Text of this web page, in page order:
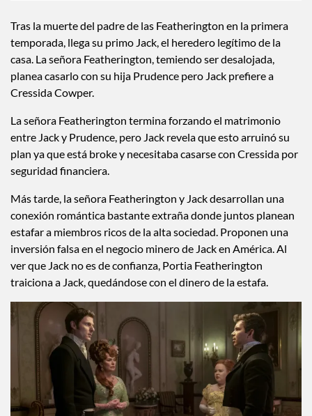
Tras la muerte del padre de las Featherington en la primera
temporada, llega su primo Jack, el heredero legítimo de la
casa. La señora Featherington, temiendo ser desalojada,
planea casarlo con su hija Prudence pero Jack prefiere a
Cressida Cowper.
La señora Featherington termina forzando el matrimonio
entre Jack y Prudence, pero Jack revela que esto arruinó su
plan ya que está broke y necesitaba casarse con Cressida por
seguridad financiera.
Más tarde, la señora Featherington y Jack desarrollan una
conexión romántica bastante extraña donde juntos planean
estafar a miembros ricos de la alta sociedad. Proponen una
inversión falsa en el negocio minero de Jack en América. Al
ver que Jack no es de confianza, Portia Featherington
traiciona a Jack, quedándose con el dinero de la estafa.